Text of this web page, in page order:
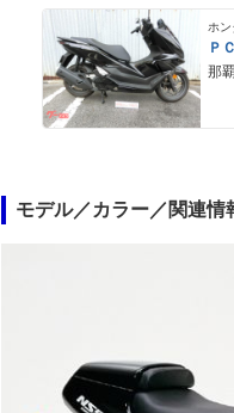
ホン
Ｐ
那
モデル／カラー／関連情